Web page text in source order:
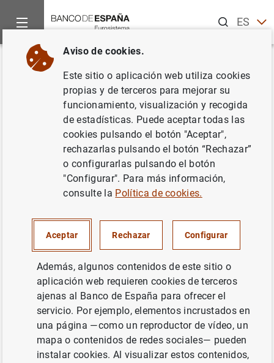
ESEN
Inicio Noticias y eventos
Volver
Estado financiero consolidado
del Eurosistema al 30 de marzo
de 2001
POLÍTICA MONETARIA
ESPAÑA SITUACIÓN ECONÓMICA
Estado financiero consolidado del
Eurosistema al 30 de marzo de 2001
Aviso de cookies.
Este sitio o aplicación web utiliza cookies
propias y de terceros para mejorar su
funcionamiento, visualización y recogida
de estadísticas. Puede aceptar todas las
cookies pulsando el botón "Aceptar",
rechazarlas pulsando el botón “Rechazar”
o configurarlas pulsando el botón
"Configurar". Para más información,
consulte la Política de cookies.
Aceptar Rechazar Configurar
Además, algunos contenidos de este sitio o
aplicación web requieren cookies de terceros
ajenas al Banco de España para ofrecer el
servicio. Por ejemplo, elementos incrustados en
una página —como un reproductor de vídeo, un
mapa o contenidos de redes sociales— pueden
instalar cookies. Al visualizar estos contenidos,